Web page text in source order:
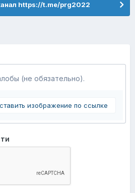
https://t.me/prg2022
(не обязательно).
изображение по ссылке